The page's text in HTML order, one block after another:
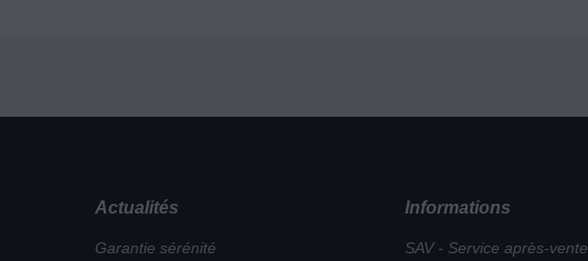
Actualités
Garantie sérénité
Informations
SAV - Service après-vente